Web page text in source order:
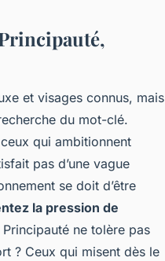
et visages connus, mais
du mot-clé.
qui ambitionnent
pas d’une vague
se doit d’être
la pression de
ne tolère pas
? Ceux qui misent dès le